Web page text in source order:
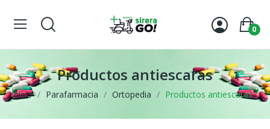
0
Productos antiescaras
Inicio Parafarmacia Ortopedia Productos antiescaras